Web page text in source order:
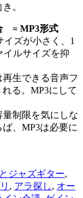
。
= MP3形式
イズが小さく、1
イルサイズを抑
再生できる音声フ
る。MP3にして
量制限を気にしな
、MP3は必要に
ジャズギター,
, アラ探し, オー